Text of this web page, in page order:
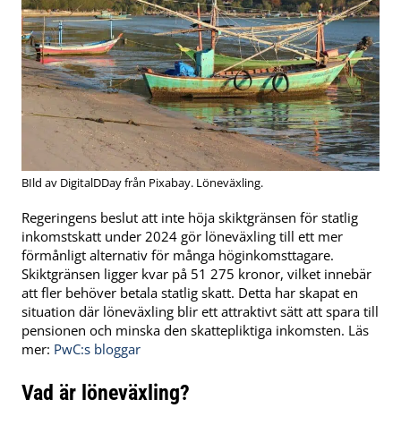
BIld av DigitalDDay från Pixabay. Löneväxling.
Regeringens beslut att inte höja skiktgränsen för statlig
inkomstskatt under 2024 gör löneväxling till ett mer
förmånligt alternativ för många höginkomsttagare.
Skiktgränsen ligger kvar på 51 275 kronor, vilket innebär
att fler behöver betala statlig skatt. Detta har skapat en
situation där löneväxling blir ett attraktivt sätt att spara till
pensionen och minska den skattepliktiga inkomsten. Läs
mer: PwC:s bloggar
Vad är löneväxling?